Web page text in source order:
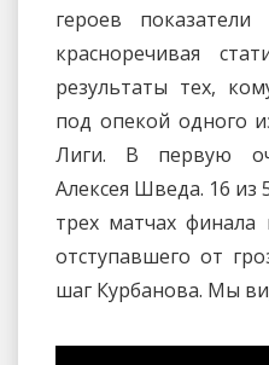
героев
красноречивая
результаты тех,
под опекой одного
Лиги. В первую
Алексея Шведа. 16 из
трех матчах финала
отступавшего от
шаг Курбанова. Мы